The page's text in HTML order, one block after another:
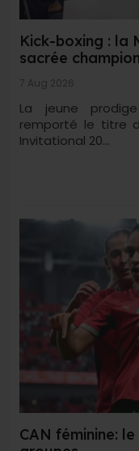
Kick-boxing : la
sacrée
7 Aug 2026
La jeune
remporté le titre
Invitational 20...
CAN féminine: